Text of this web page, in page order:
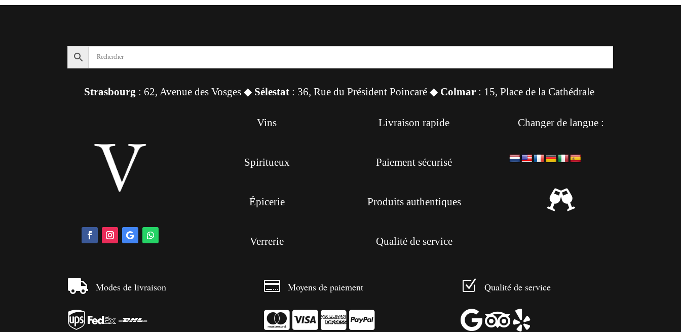
Strasbourg : 62, Avenue des Vosges ◆ Sélestat : 36, Rue du Président Poincaré ◆ Colmar : 15, Place de la Cathédrale
Vins
Spiritueux
Épicerie
Verrerie
Livraison rapide
Paiement sécurisé
Produits authentiques
Qualité de service
Changer de langue :

 Modes de livraison

 Moyens de paiement
  
Z Qualité de service
